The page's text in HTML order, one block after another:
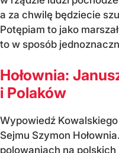
a za chwilę będziecie
Potępiam to jako
to w sposób
Hołownia:
i Polaków
Wypowiedź
Sejmu Szymon
polowaniach na polskich